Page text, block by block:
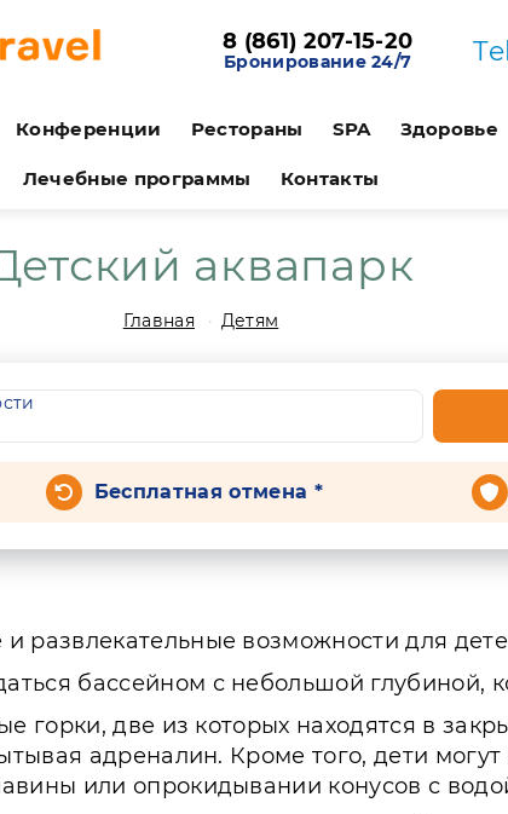
8 (861) 207-15-20
Бронирование 24/7
Конференции Рестораны SPA Здоровье
Лечебные программы Контакты
аквапарк
Главная Детям
Бесплатная отмена *
развлекательные возможности для
бассейном с небольшой глубиной,
горки, две из которых находятся в
адреналин. Кроме того, дети
или опрокидывании конусов с